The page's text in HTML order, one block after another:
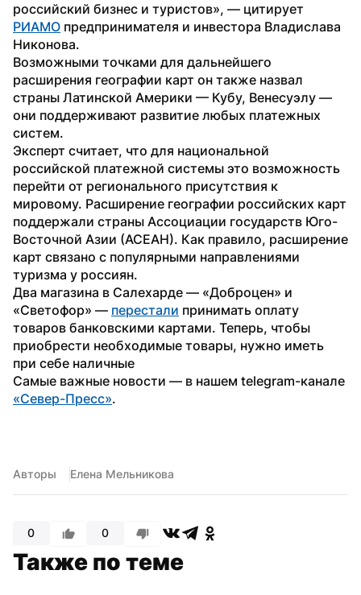
РИАМО предпринимателя и инвестора Владислава
Никонова.
Возможными точками для дальнейшего
расширения географии карт он также назвал
страны Латинской Америки — Кубу, Венесуэлу —
они поддерживают развитие любых платежных
систем.
Эксперт считает, что для национальной
российской платежной системы это возможность
перейти от регионального присутствия к
мировому. Расширение географии российских карт
поддержали страны Ассоциации государств Юго-
Восточной Азии (АСЕАН). Как правило, расширение
карт связано с популярными направлениями
туризма у россиян.
Два магазина в Салехарде — «Доброцен» и
«Светофор» — перестали принимать оплату
товаров банковскими картами. Теперь, чтобы
приобрести необходимые товары, нужно иметь
при себе наличные
«Север-Пресс».
Авторы Елена Мельникова
0 0
Также по теме